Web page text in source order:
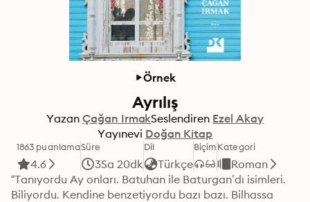
Örnek
Ayrılış
Yazan Çağan IrmakSeslendiren Ezel Akay
Yayınevi Doğan Kitap
1863 puanlama
4.6
Süre
3Sa 20dk
Dil
Türkçe
BiçimKategori
Roman
“Tanıyordu Ay onları. Batuhan ile Baturgan’dı isimleri.
Biliyordu. Kendine benzetiyordu bazı bazı. Bilhassa